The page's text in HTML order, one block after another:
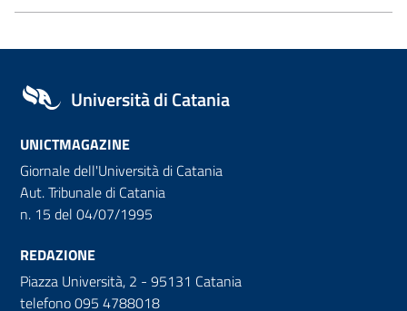
Università di Catania
UNICTMAGAZINE
Giornale dell'Università di Catania
Aut. Tribunale di Catania
n. 15 del 04/07/1995
REDAZIONE
Piazza Università, 2 - 95131 Catania
telefono 095 4788018